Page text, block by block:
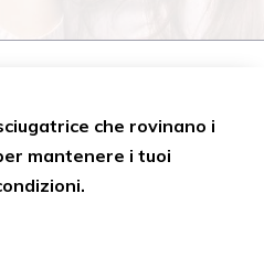
che rovinano i
mantenere i tuoi